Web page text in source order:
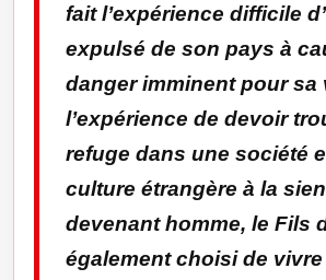
fait l’expérience difficile
expulsé de son pays à
danger imminent pour sa
l’expérience de devoir
refuge dans une société
culture étrangère à la
devenant homme, le Fils
également choisi de vivre